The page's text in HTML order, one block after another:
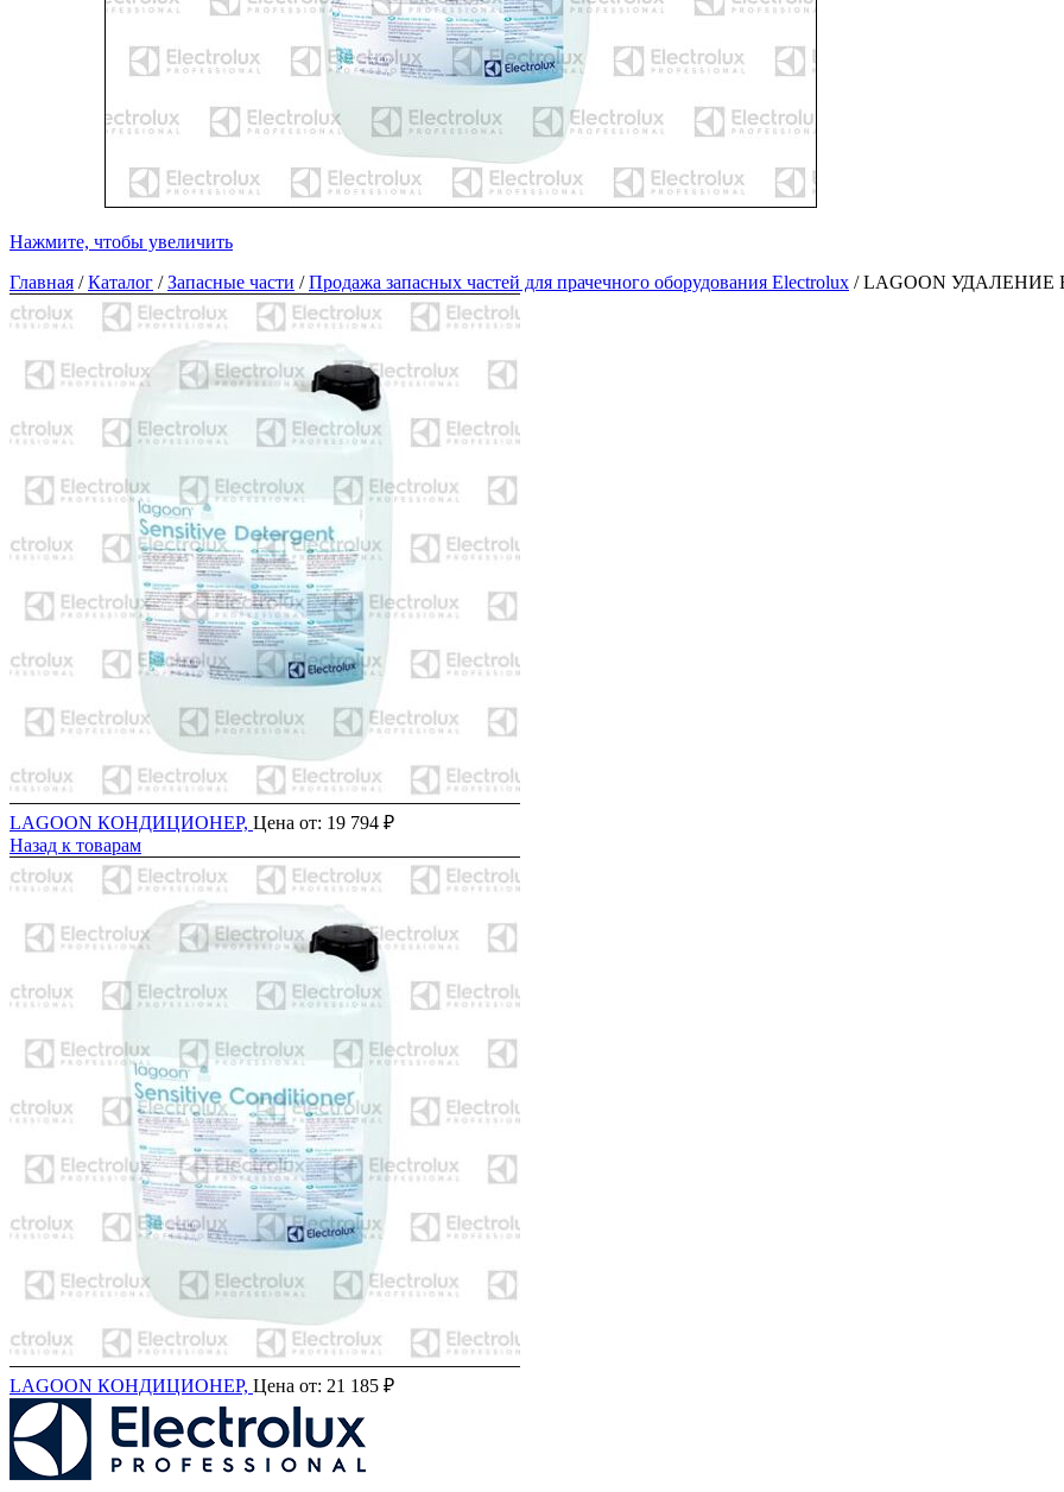
Нажмите, чтобы увеличить
Главная /Каталог /Запасные части /Продажа запасных частей для прачечного оборудования Electrolux /LAGOON
LAGOON КОНДИЦИОНЕР, Цена от: 19 794 ₽
Назад к товарам
LAGOON КОНДИЦИОНЕР, Цена от: 21 185 ₽